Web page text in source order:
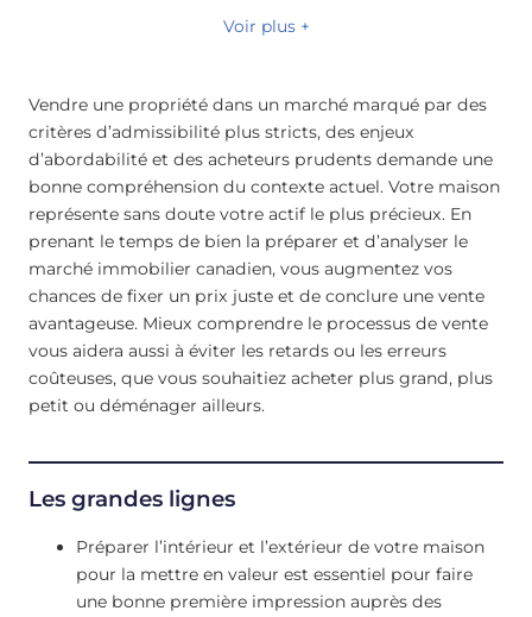
Voir plus +
Vendre une propriété dans un marché marqué par des
critères d’admissibilité plus stricts, des enjeux
d’abordabilité et des acheteurs prudents demande une
bonne compréhension du contexte actuel. Votre maison
représente sans doute votre actif le plus précieux. En
prenant le temps de bien la préparer et d’analyser le
marché immobilier canadien, vous augmentez vos
chances de fixer un prix juste et de conclure une vente
avantageuse. Mieux comprendre le processus de vente
vous aidera aussi à éviter les retards ou les erreurs
coûteuses, que vous souhaitiez acheter plus grand, plus
petit ou déménager ailleurs.
Les grandes lignes
Préparer l’intérieur et l’extérieur de votre maison
pour la mettre en valeur est essentiel pour faire
une bonne première impression auprès des